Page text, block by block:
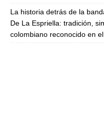
La historia detrás de la
De La Espriella: tradición,
colombiano reconocido en